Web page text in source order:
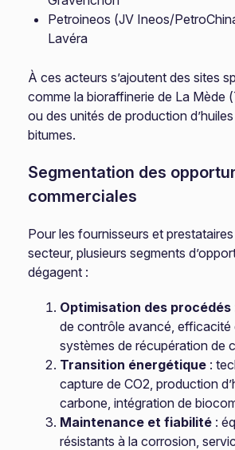
Petroineos (JV Ineos/
Lavéra
À ces acteurs s’ajoutent des sites
comme la bioraffinerie de La Mède
ou des unités de production
bitumes.
Segmentation des
commerciales
Pour les fournisseurs et
secteur, plusieurs segments
dégagent :
Optimisation des procédés
de contrôle avancé, efficacité
systèmes de récupération de
Transition énergétique :
capture de CO2, production
carbone, intégration de
Maintenance et fiabilité :
résistants à la corrosion,